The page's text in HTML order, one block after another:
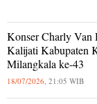
Konser Charly Van
Kalijati Kabupaten
Milangkala ke-43
18/07/2026, 21:05 WIB